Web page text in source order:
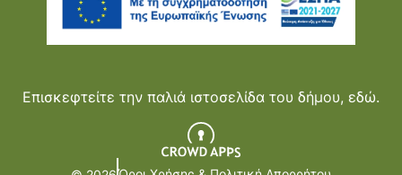
Επισκεφτείτε την παλιά ιστοσελίδα του δήμου, εδώ.